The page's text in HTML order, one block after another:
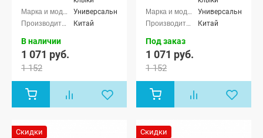
Универсальные
Китай
В наличии
1 071 руб.
1 152
Универсальные
Китай
Под заказ
1 071 руб.
1 152
Скидки Скидки